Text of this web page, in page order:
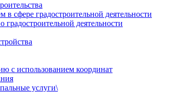
сфере градостроительной деятельности
деятельности
с использованием координат
услуги\